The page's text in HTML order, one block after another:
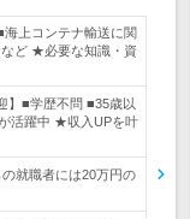
海上コンテナ輸送に関
ど ★必要な知識・資
】■学歴不問 ■35歳以
活躍中 ★収入UPを叶
就職者には20万円の